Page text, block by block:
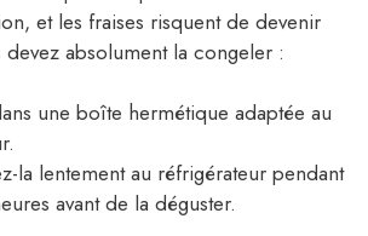
et les fraises risquent de devenir
devez absolument la congeler :
une boîte hermétique adaptée au
la lentement au réfrigérateur pendant
avant de la déguster.